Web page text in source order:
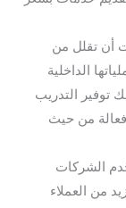
أن تقلل من
الداخلية
توفير التدريب
فعالة من حيث
الشركات
من العملاء